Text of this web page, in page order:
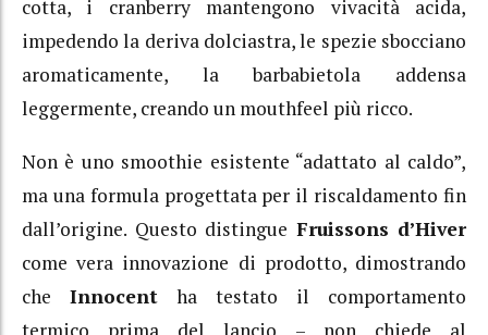
cotta, i cranberry mantengono vivacità acida,
impedendo la deriva dolciastra, le spezie sbocciano
aromaticamente, la barbabietola addensa
leggermente, creando un mouthfeel più ricco.
Non è uno smoothie esistente “adattato al caldo”,
ma una formula progettata per il riscaldamento fin
dall’origine. Questo distingue Fruissons d’Hiver
come vera innovazione di prodotto, dimostrando
che Innocent ha testato il comportamento
termico prima del lancio – non chiede al